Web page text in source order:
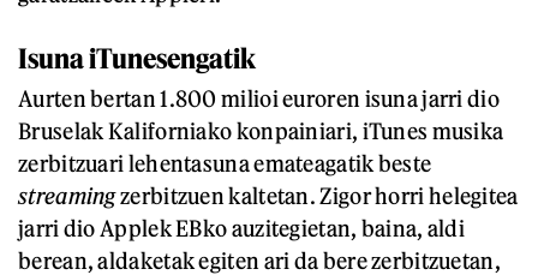
Isuna iTunesengatik
Aurten bertan 1.800 milioi euroren isuna jarri dio
Bruselak Kaliforniako konpainiari, iTunes musika
zerbitzuari lehentasuna emateagatik beste
streamingzerbitzuen kaltetan. Zigor horri helegitea
jarri dio Applek EBko auzitegietan, baina, aldi
berean, aldaketak egiten ari da bere zerbitzuetan,